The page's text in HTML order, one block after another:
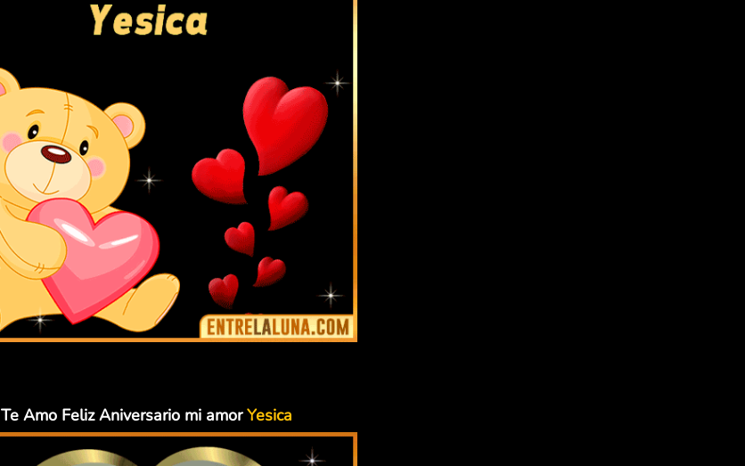
Te Amo Feliz Aniversario mi amorYesica